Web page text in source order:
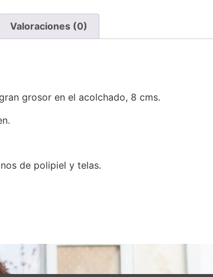
Valoraciones (0)
grosor en el acolchado, 8 cms.
de polipiel y telas.